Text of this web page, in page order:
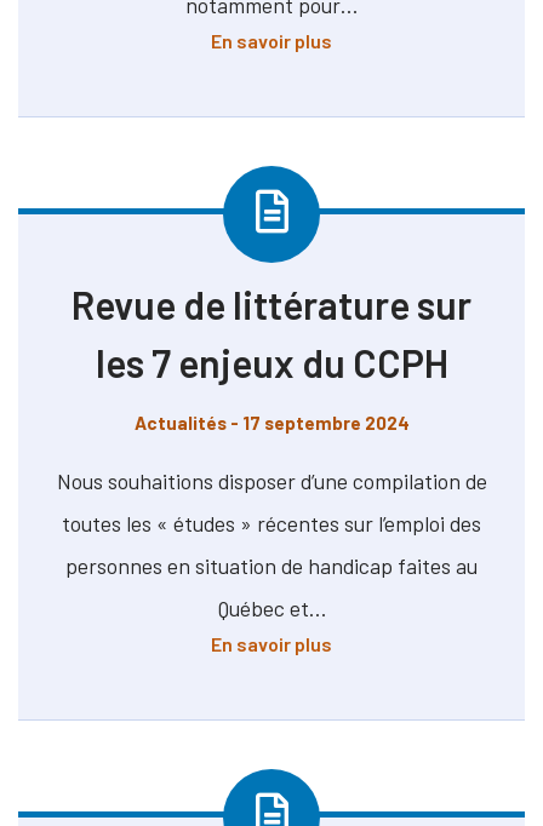
En savoir plus
Revue de littérature sur
les 7 enjeux du CCPH
Actualités- 17 septembre 2024
Nous souhaitions disposer d’une compilation de
toutes les « études » récentes sur l’emploi des
personnes en situation de handicap faites au
Québec et…
En savoir plus